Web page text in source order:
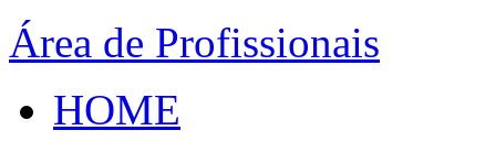
Área de Profissionais
HOME